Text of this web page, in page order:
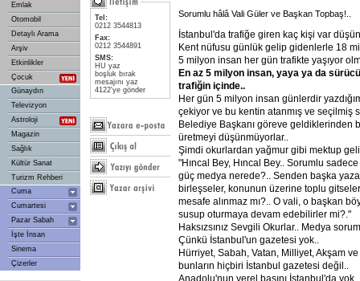
Emlak
Otomobil
Detaylı Arama
Arşiv
Etkinlikler
Çocuk
Günaydın
Televizyon
Astroloji
Magazin
Sağlık
Kültür Sanat
Turizm Rehberi
Cuma
Cumartesi
Pazar Sabah
İşte İnsan
Sinema
Çizerler
Tel:
0212 3544813
Fax:
0212 3544891
SMS:
HU yaz
boşluk bırak
mesajını yaz
4122'ye gönder
Sorumlu hâlâ Vali Güler ve Başkan Topbaş!..
İstanbul'da trafiğe giren kaç kişi var
Kent nüfusu günlük gelip gidenlerle 18
5 milyon insan her gün trafikte yaşıyor
En az 5 milyon insan, yaya ya da sürücü
trafiğin içinde..
Her gün 5 milyon insan günlerdir
çekiyor ve bu kentin atanmış ve seçilmiş
Belediye Başkanı göreve geldiklerinden
üretmeyi düşünmüyorlar..
Şimdi okurlardan yağmur gibi mektup
"Hıncal Bey, Hıncal Bey.. Sorumlu
güç medya nerede?.. Senden başka
birleşseler, konunun üzerine toplu
mesafe alınmaz mı?.. O vali, o başkan
susup oturmaya devam edebilirler mi?."
Haksızsınız Sevgili Okurlar.. Medya
Çünkü İstanbul'un gazetesi yok..
Hürriyet, Sabah, Vatan, Milliyet, Akşam
bunların hiçbiri İstanbul gazetesi değil..
Anadolu'nun yerel basını İstanbul'da yok..